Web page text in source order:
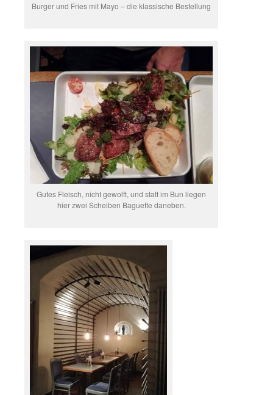
Burger und Fries mit Mayo – die klassische Bestellung
Gutes Fleisch, nicht gewolft, und statt im Bun liegen
hier zwei Scheiben Baguette daneben.